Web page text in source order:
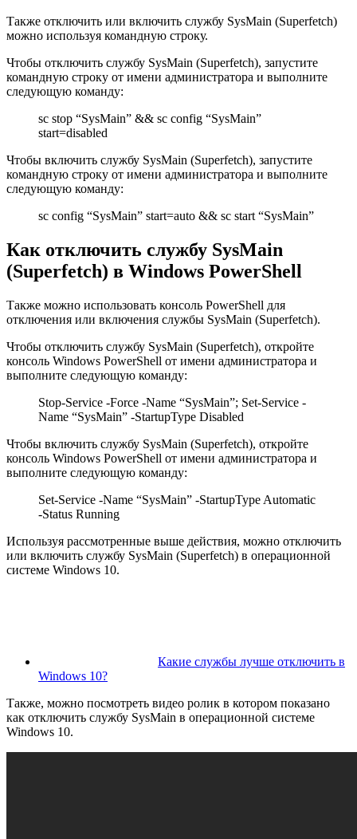
Также отключить или включить службу SysMain (Superfetch)
можно используя командную строку.
Чтобы отключить службу SysMain (Superfetch), запустите
командную строку от имени администратора и выполните
следующую команду:
sc stop “SysMain” && sc config “SysMain”
start=disabled
Чтобы включить службу SysMain (Superfetch), запустите
командную строку от имени администратора и выполните
следующую команду:
sc config “SysMain” start=auto && sc start “SysMain”
Как отключить службу SysMain
(Superfetch) в Windows PowerShell
Также можно использовать консоль PowerShell для
отключения или включения службы SysMain (Superfetch).
Чтобы отключить службу SysMain (Superfetch), откройте
консоль Windows PowerShell от имени администратора и
выполните следующую команду:
Stop-Service -Force -Name “SysMain”; Set-Service -
Name “SysMain” -StartupType Disabled
Чтобы включить службу SysMain (Superfetch), откройте
консоль Windows PowerShell от имени администратора и
выполните следующую команду:
Set-Service -Name “SysMain” -StartupType Automatic
-Status Running
Используя рассмотренные выше действия, можно отключить
или включить службу SysMain (Superfetch) в операционной
системе Windows 10.
Какие службы лучше отключить в
Windows 10?
Также, можно посмотреть видео ролик в котором показано
как отключить службу SysMain в операционной системе
Windows 10.